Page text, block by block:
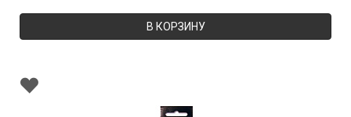
В КОРЗИНУ